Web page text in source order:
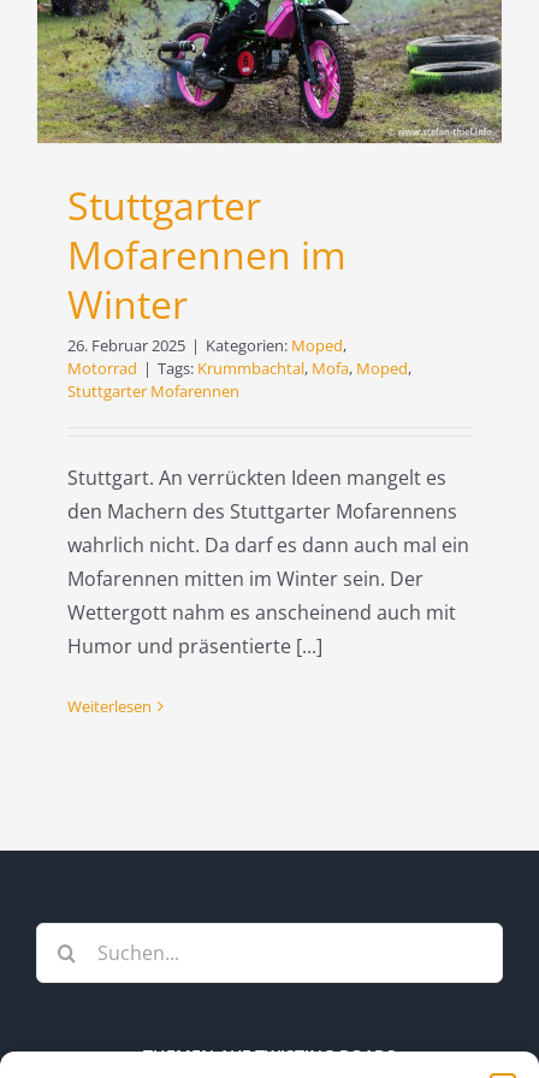
Stuttgarter
Mofarennen im
Winter
26. Februar 2025 | Kategorien: Moped,
Motorrad | Tags: Krummbachtal, Mofa, Moped,
Stuttgarter Mofarennen
Stuttgart. An verrückten Ideen mangelt es
den Machern des Stuttgarter Mofarennens
wahrlich nicht. Da darf es dann auch mal ein
Mofarennen mitten im Winter sein. Der
Wettergott nahm es anscheinend auch mit
Humor und präsentierte [...]
Weiterlesen
Suche
nach:
THEMEN AUF TWISTING ROADS